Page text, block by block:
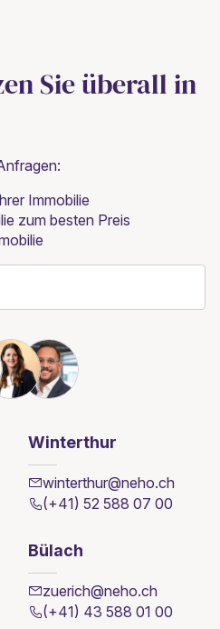
Sie überall in
Immobilie
zum besten Preis
Winterthur
winterthur@neho.ch
(+41) 52 588 07 00
Bülach
zuerich@neho.ch
(+41) 43 588 01 00